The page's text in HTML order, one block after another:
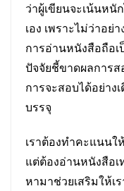
ว่าผู้เขียนจะเน้นห
เอง เพราะไม่ว่าอย่
การอ่านหนังสือถือ
ปัจจัยชี้ขาดผลการส
การจะสอบได้อย่าง
บรรจุ
เราต้องทำคะแนนใ
แต่ต้องอ่านหนังสือเ
หามาช่วยเสริมให้เ